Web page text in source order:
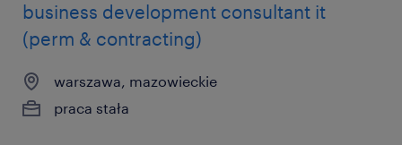
business development consultant it
(perm & contracting)
warszawa, mazowieckie
praca stała